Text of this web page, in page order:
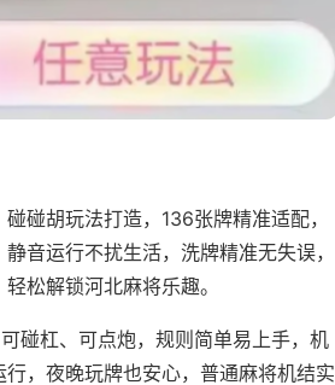
碰胡玩法打造，136张牌精准适配，
音运行不扰生活，洗牌精准无失误，
松解锁河北麻将乐趣。
碰杠、可点炮，规则简单易上手，机
，夜晚玩牌也安心，普通麻将机结实